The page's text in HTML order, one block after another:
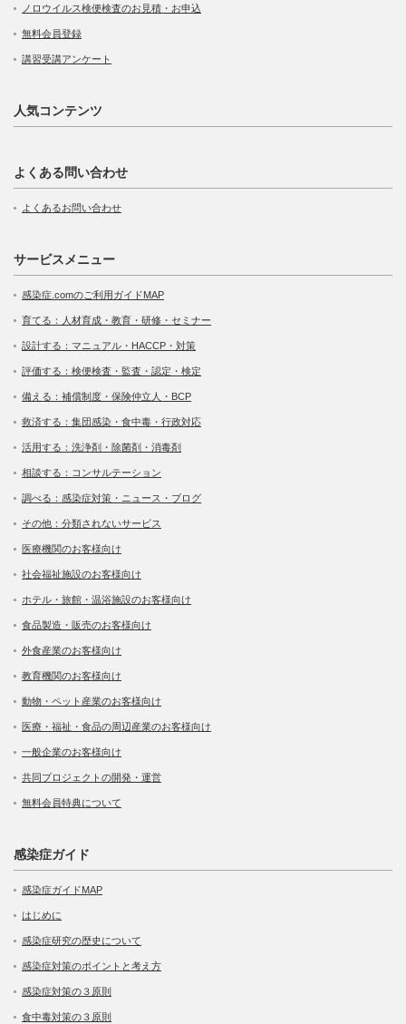
ノロウイルス検便検査のお見積・お申込
無料会員登録
講習受講アンケート
人気コンテンツ
よくある問い合わせ
よくあるお問い合わせ
サービスメニュー
感染症.comのご利用ガイドMAP
育てる：人材育成・教育・研修・セミナー
設計する：マニュアル・HACCP・対策
評価する：検便検査・監査・認定・検定
備える：補償制度・保険仲立人・BCP
救済する：集団感染・食中毒・行政対応
活用する：洗浄剤・除菌剤・消毒剤
相談する：コンサルテーション
調べる：感染症対策・ニュース・ブログ
その他：分類されないサービス
医療機関のお客様向け
社会福祉施設のお客様向け
ホテル・旅館・温浴施設のお客様向け
食品製造・販売のお客様向け
外食産業のお客様向け
教育機関のお客様向け
動物・ペット産業のお客様向け
医療・福祉・食品の周辺産業のお客様向け
一般企業のお客様向け
共同プロジェクトの開発・運営
無料会員特典について
感染症ガイド
感染症ガイドMAP
はじめに
感染症研究の歴史について
感染症対策のポイントと考え方
感染症対策の３原則
食中毒対策の３原則